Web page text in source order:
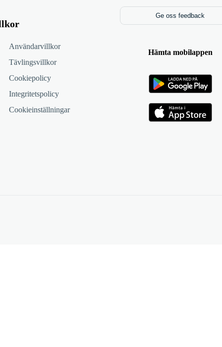
Användarvillkor
Tävlingsvillkor
Cookiepolicy
Integritetspolicy
Cookieinställningar
Ge oss feedback
Hämta mobilappen